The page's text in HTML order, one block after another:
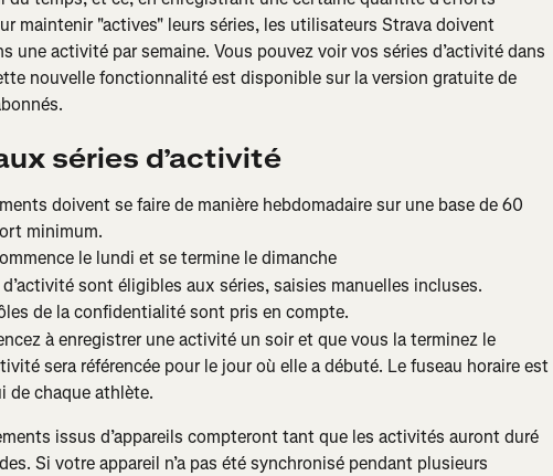
maintenir "actives" leurs séries, les utilisateurs Strava doivent
une activité par semaine. Vous pouvez voir vos séries d’activité dans
nouvelle fonctionnalité est disponible sur la version gratuite de
séries d’activité
doivent se faire de manière hebdomadaire sur une base de 60
minimum.
le lundi et se termine le dimanche
sont éligibles aux séries, saisies manuelles incluses.
de la confidentialité sont pris en compte.
à enregistrer une activité un soir et que vous la terminez le
sera référencée pour le jour où elle a débuté. Le fuseau horaire est
de chaque athlète.
issus d’appareils compteront tant que les activités auront duré
Si votre appareil n’a pas été synchronisé pendant plusieurs